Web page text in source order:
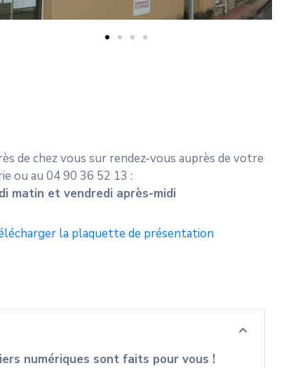
de chez vous sur rendez-vous auprès de votre
ou au 04 90 36 52 13 :
matin et vendredi après-midi
la plaquette de présentation
numériques sont faits pour vous !